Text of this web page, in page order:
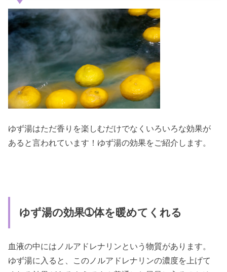
ゆず湯はただ香りを楽しむだけでなくいろいろな効果が
あると言われています！ゆず湯の効果をご紹介します。
ゆず湯の効果➀体を暖めてくれる
血液の中にはノルアドレナリンという物質があります。
ゆず湯に入ると、このノルアドレナリンの濃度を上げて